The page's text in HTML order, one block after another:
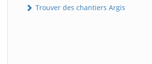
Trouver des chantiers Argis